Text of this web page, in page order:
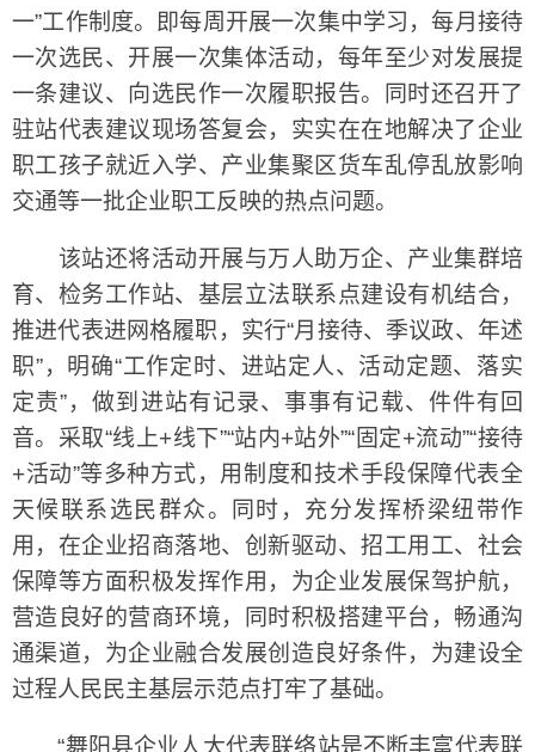
一”工作制度。即每周开展一次集中学习，每月接待
一次选民、开展一次集体活动，每年至少对发展提
一条建议、向选民作一次履职报告。同时还召开了
驻站代表建议现场答复会，实实在在地解决了企业
职工孩子就近入学、产业集聚区货车乱停乱放影响
交通等一批企业职工反映的热点问题。
该站还将活动开展与万人助万企、产业集群培
育、检务工作站、基层立法联系点建设有机结合，
推进代表进网格履职，实行“月接待、季议政、年述
职”，明确“工作定时、进站定人、活动定题、落实
定责”，做到进站有记录、事事有记载、件件有回
音。采取“线上+线下”“站内+站外”“固定+流动”“接待
+活动”等多种方式，用制度和技术手段保障代表全
天候联系选民群众。同时，充分发挥桥梁纽带作
用，在企业招商落地、创新驱动、招工用工、社会
保障等方面积极发挥作用，为企业发展保驾护航，
营造良好的营商环境，同时积极搭建平台，畅通沟
通渠道，为企业融合发展创造良好条件，为建设全
过程人民民主基层示范点打牢了基础。
“舞阳县企业人大代表联络站是不断丰富代表联